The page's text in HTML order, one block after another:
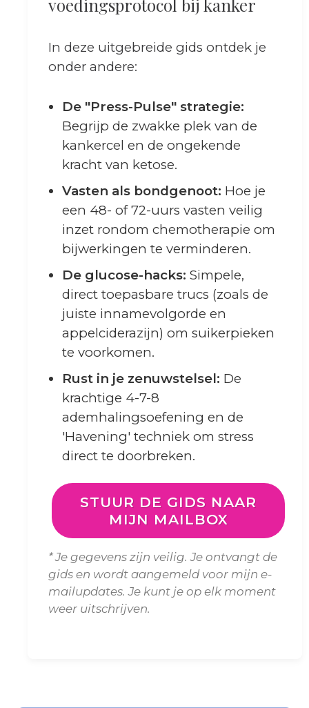
voedingsprotocol bij kanker
In deze uitgebreide gids ontdek je
onder andere:
De "Press-Pulse" strategie:
Begrijp de zwakke plek van de
kankercel en de ongekende
kracht van ketose.
Vasten als bondgenoot: Hoe je
een 48- of 72-uurs vasten veilig
inzet rondom chemotherapie om
bijwerkingen te verminderen.
De glucose-hacks: Simpele,
direct toepasbare trucs (zoals de
juiste innamevolgorde en
appelciderazijn) om suikerpieken
te voorkomen.
Rust in je zenuwstelsel: De
krachtige 4-7-8
ademhalingsoefening en de
'Havening' techniek om stress
direct te doorbreken.
STUUR DE GIDS NAAR
MIJN MAILBOX
* Je gegevens zijn veilig. Je ontvangt de
gids en wordt aangemeld voor mijn e-
mailupdates. Je kunt je op elk moment
weer uitschrijven.